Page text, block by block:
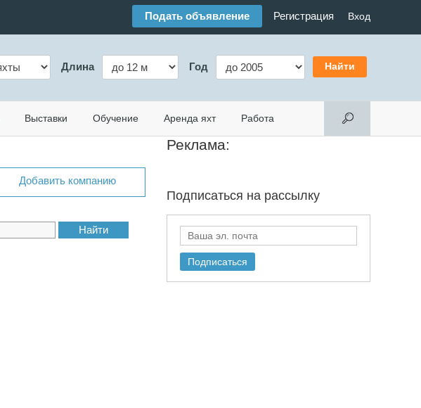
Подать объявление Регистрация Вход
Длина Год
Выставки Обучение Аренда яхт Работа
Добавить компанию
Реклама:
Подписаться на рассылку